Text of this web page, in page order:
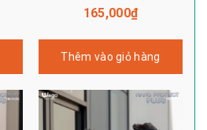
165,000₫
Thêm vào giỏ hàng